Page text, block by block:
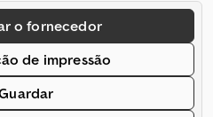
o fornecedor
de impressão